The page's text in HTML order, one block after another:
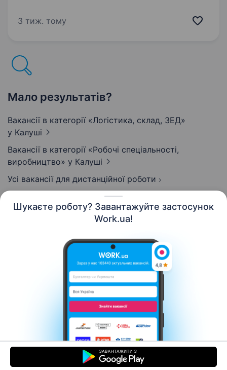
Шукаєте роботу? Завантажуйте застосунок
Work.ua!
на посаду Помічник оператора фасувальної
3 тиж. тому
Мало результатів?
Вакансії в категорії «Логістика, склад, ЗЕД»
у Калуші
Вакансії в категорії «Робочі спеціальності,
виробництво» у Калуші
Усі вакансії для дистанційної роботи
Контакти Про нас
Кар’єра
Допомога Умови використання